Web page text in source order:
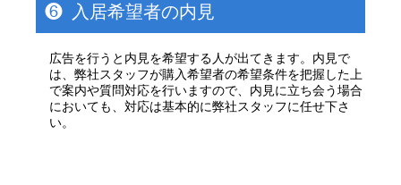
❻ 入居希望者の内見
広告を行うと内見を希望する人が出てきます。内見で
は、弊社スタッフが購入希望者の希望条件を把握した上
で案内や質問対応を行いますので、内見に立ち会う場合
においても、対応は基本的に弊社スタッフに任せ下さ
い。